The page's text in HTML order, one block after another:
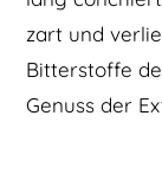
zart und
Bitterstoffe
Genuss der